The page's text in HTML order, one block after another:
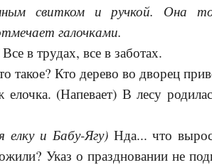
свитком и ручкой. Она
галочками.
в трудах, все в заботах.
такое? Кто дерево во дворец
елочка. (Напевает) В лесу
елку и Бабу-Ягу)Нда... что
Указ о праздновании не